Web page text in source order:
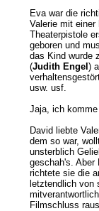
Eva war die
Valerie mit
Theaterpistole
geboren und
das Kind wurde
(Judith Engel )
usw. usf.
Jaja, ich
David liebte
dem so war,
unsterblich
geschah's. Aber
richtete sie die
letztendlich von
Filmschluss